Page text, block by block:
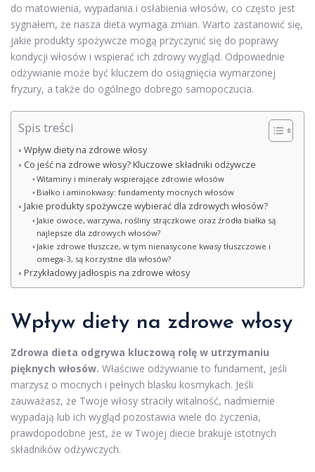
do matowienia, wypadania i osłabienia włosów, co często jest
sygnałem, że nasza dieta wymaga zmian. Warto zastanowić się,
jakie produkty spożywcze mogą przyczynić się do poprawy
kondycji włosów i wspierać ich zdrowy wygląd. Odpowiednie
odżywianie może być kluczem do osiągnięcia wymarzonej
fryzury, a także do ogólnego dobrego samopoczucia.
Spis treści
Wpływ diety na zdrowe włosy
Co jeść na zdrowe włosy? Kluczowe składniki odżywcze
Witaminy i minerały wspierające zdrowie włosów
Białko i aminokwasy: fundamenty mocnych włosów
Jakie produkty spożywcze wybierać dla zdrowych włosów?
Jakie owoce, warzywa, rośliny strączkowe oraz źródła białka są
najlepsze dla zdrowych włosów?
Jakie zdrowe tłuszcze, w tym nienasycone kwasy tłuszczowe i
omega-3, są korzystne dla włosów?
Przykładowy jadłospis na zdrowe włosy
Wpływ diety na zdrowe włosy
Zdrowa dieta odgrywa kluczową rolę w utrzymaniu
pięknych włosów. Właściwe odżywianie to fundament, jeśli
marzysz o mocnych i pełnych blasku kosmykach. Jeśli
zauważasz, że Twoje włosy straciły witalność, nadmiernie
wypadają lub ich wygląd pozostawia wiele do życzenia,
prawdopodobne jest, że w Twojej diecie brakuje istotnych
składników odżywczych.